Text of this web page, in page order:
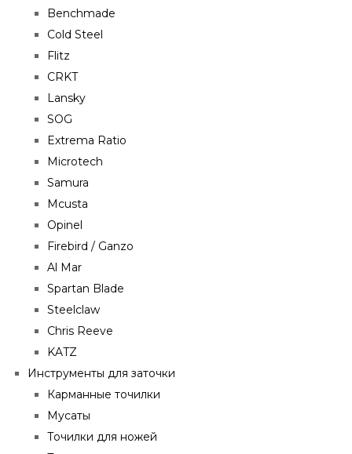
Benchmade
Cold Steel
Flitz
CRKT
Lansky
SOG
Extrema Ratio
Microtech
Samura
Mcusta
Opinel
Firebird / Ganzo
Al Mar
Spartan Blade
Steelclaw
Chris Reeve
KATZ
Инструменты для заточки
Карманные точилки
Мусаты
Точилки для ножей